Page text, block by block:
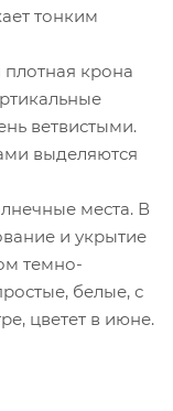
тонким
крона
ветвистыми.
выделяются
места. В
и укрытие
темно-
белые, с
цветет в июне.